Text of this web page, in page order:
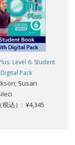
Level 6: Student
Pack
Susan
税込）: ¥4,345